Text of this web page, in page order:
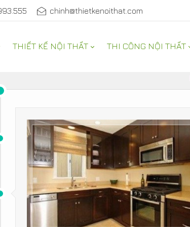
chinh@thietkenoithat.com
THIẾT KẾ NỘI THẤT THI CÔNG NỘI THẤT